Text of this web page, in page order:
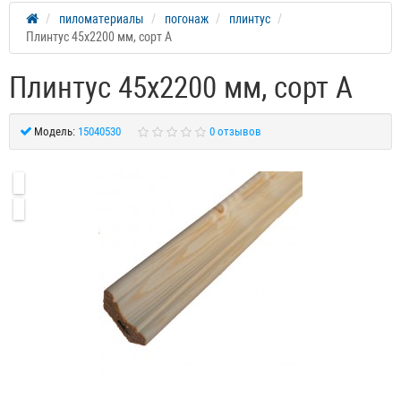
пиломатериалы погонаж
плинтус
Плинтус 45х2200 мм, сорт А
Плинтус 45х2200 мм, сорт А
Модель: 15040530 0 отзывов